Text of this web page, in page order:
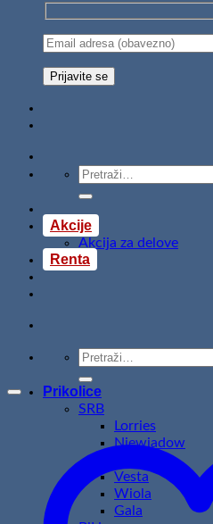
Pretraži:
Akcije
Akcija za delove
Renta
Pretraži:
Prikolice
SRB
Lorries
Niewiadow
Vesta
Wiola
Gala